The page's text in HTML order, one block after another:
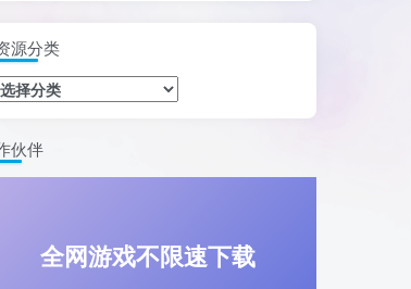
源分类
伙伴
全网游戏不限速下载